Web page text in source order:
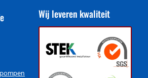
Wij leveren kwaliteit